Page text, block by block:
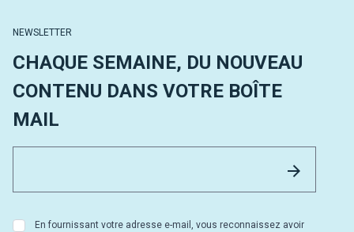
NEWSLETTER
CHAQUE SEMAINE, DU NOUVEAU
CONTENU DANS VOTRE BOÎTE
MAIL
En fournissant votre adresse e-mail, vous reconnaissez avoir